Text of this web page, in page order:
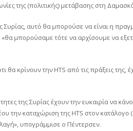
της (πολιτικής) μετάβασης στη
αυτό θα μπορούσε να είναι η
«θα μπορούσαμε τότε να αρχίσουμε να
κρίνουν την HTS από τις πράξεις της,
της Συρίας έχουν την ευκαιρία να
την καταχώριση της HTS στον κατάλογο
υπογράμμισε ο Πέντερσεν.